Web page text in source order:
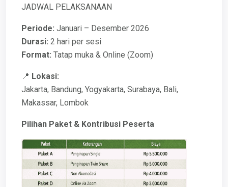
JADWAL PELAKSANAAN
Periode: Januari – Desember 2026
Durasi: 2 hari per sesi
Format: Tatap muka & Online (Zoom)
📍 Lokasi:
Jakarta, Bandung, Yogyakarta, Surabaya, Bali,
Makassar, Lombok
Pilihan Paket & Kontribusi Peserta